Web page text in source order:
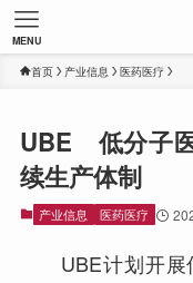
MENU
首页 产业信息 医药医疗
UBE 低分子
续生产体制
产业信息 医药医疗
UBE计划开展